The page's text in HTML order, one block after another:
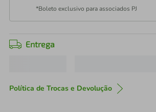
*Boleto exclusivo para associados PJ
Entrega
Política de Trocas e Devolução